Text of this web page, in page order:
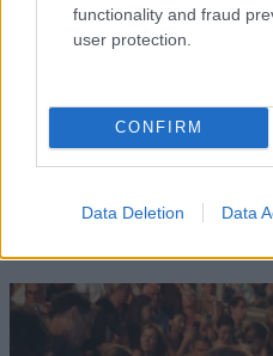
functionality and fraud
user protection.
CONFIRM
Data Deletion Data
katerina 07·09·2012
Απαντήστε